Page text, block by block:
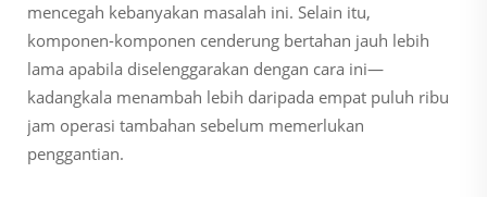
mencegah kebanyakan masalah ini. Selain itu,
komponen-komponen cenderung bertahan jauh lebih
lama apabila diselenggarakan dengan cara ini—
kadangkala menambah lebih daripada empat puluh ribu
jam operasi tambahan sebelum memerlukan
penggantian.